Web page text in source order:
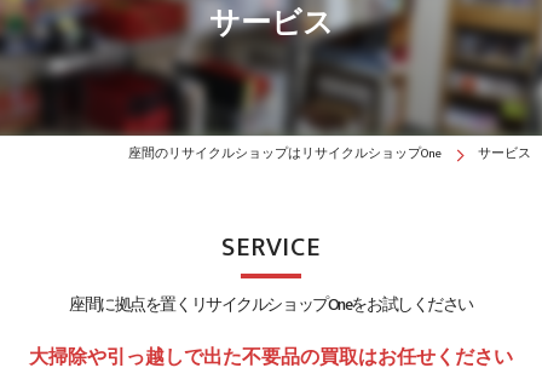
サービス
座間のリサイクルショップはリサイクルショップOne サービス
座間に拠点を置くリサイクルショップOneをお試しください
SERVICE
大掃除や引っ越しで出た不要品の買取はお任せください